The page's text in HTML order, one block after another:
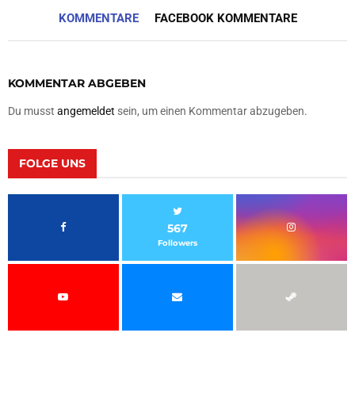
KOMMENTARE FACEBOOK KOMMENTARE
KOMMENTAR ABGEBEN
Du musst angemeldet sein, um einen Kommentar abzugeben.
FOLGE UNS
567
Followers